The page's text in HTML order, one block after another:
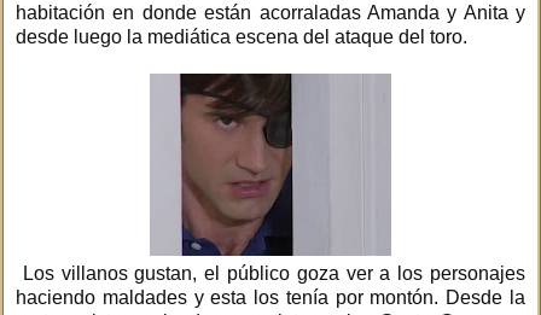
habitación en donde están acorraladas Amanda y Anita y
desde luego la mediática escena del ataque del toro.
Los villanos gustan, el público goza ver a los personajes
haciendo maldades y esta los tenía por montón. Desde la